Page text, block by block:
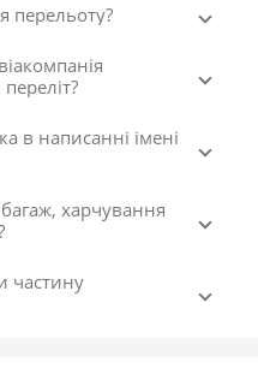
перельоту?
в написанні імені
харчування
частину